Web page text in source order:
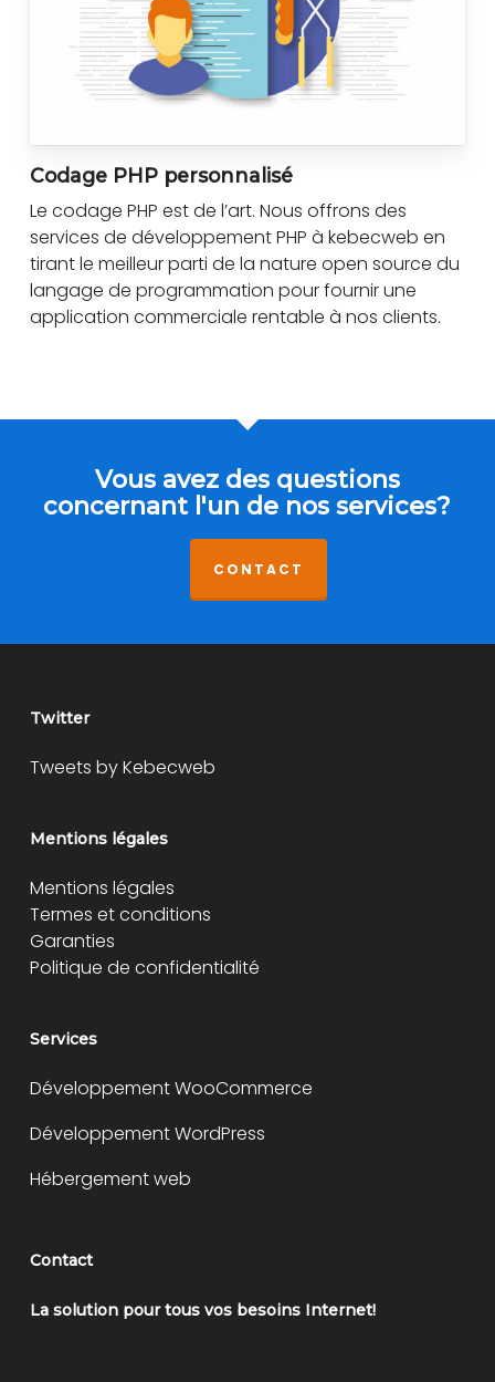
Codage PHP personnalisé
Le codage PHP est de l’art. Nous offrons des
services de développement PHP à kebecweb en
tirant le meilleur parti de la nature open source du
langage de programmation pour fournir une
application commerciale rentable à nos clients.
Vous avez des questions
concernant l'un de nos services?
CONTACT
Twitter
Tweets by Kebecweb
Mentions légales
Mentions légales
Termes et conditions
Garanties
Politique de confidentialité
Services
Développement WooCommerce
Développement WordPress
Hébergement web
Contact
La solution pour tous vos besoins Internet!